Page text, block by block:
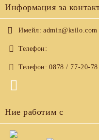
Информация за
Имейл: admin@ksilo.com
Телефон:
Телефон: 0878 / 77-20-78
Ние работим с